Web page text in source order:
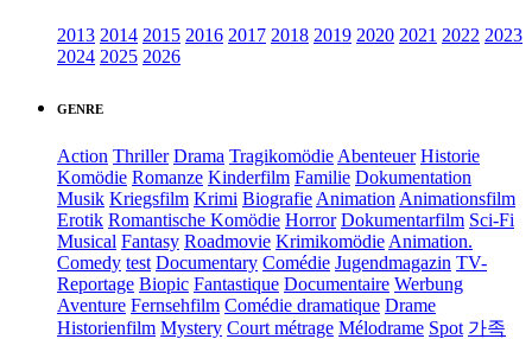
2013 2014 2015 2016 2017 2018 2019 2020 2021 2022 2023
2024 2025 2026
GENRE
Action Thriller Drama Tragikomödie Abenteuer Historie
Komödie Romanze Kinderfilm Familie Dokumentation
Musik Kriegsfilm Krimi Biografie Animation Animationsfilm
Erotik Romantische Komödie Horror Dokumentarfilm Sci-Fi
Musical Fantasy Roadmovie Krimikomödie Animation.
Comedy test Documentary Comédie Jugendmagazin TV-
Reportage Biopic Fantastique Documentaire Werbung
Aventure Fernsehfilm Comédie dramatique Drame
Historienfilm Mystery Court métrage Mélodrame Spot 가족